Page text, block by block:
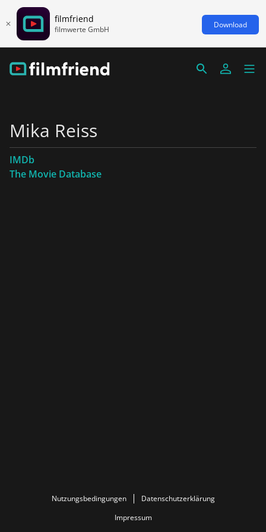
filmfriend
filmwerte GmbH Download
Mika Reiss
IMDb
The Movie Database
Nutzungsbedingungen
Datenschutzerklärung
Impressum